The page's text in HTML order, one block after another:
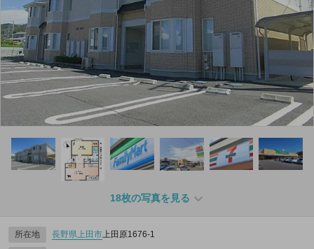
18枚の写真を見る
所在地 長野県上田市上田原1676‐1